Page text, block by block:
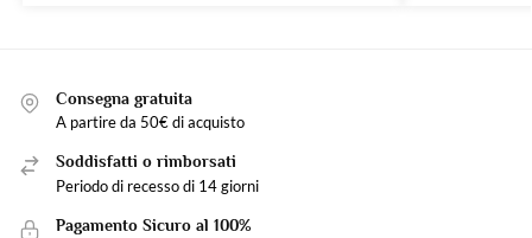
Consegna gratuita
A partire da 50€ di acquisto
Soddisfatti o rimborsati
Periodo di recesso di 14 giorni
Pagamento Sicuro al 100%